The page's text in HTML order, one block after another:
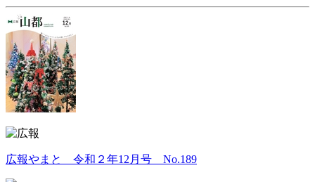
広報やまと 令和２年12月号 No.189